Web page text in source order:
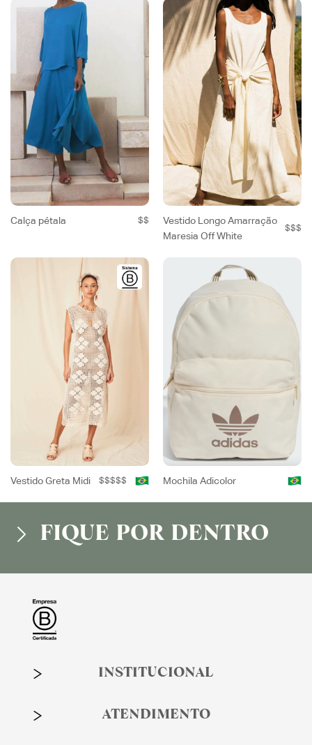
Calça pétala $$
Vestido Longo Amarração
Maresia Off White
$$$
Vestido Greta Midi $$$$$ Mochila Adicolor
FIQUE POR DENTRO
INSTITUCIONAL
ATENDIMENTO